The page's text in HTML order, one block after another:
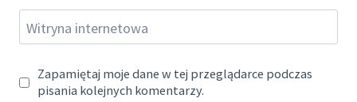
Witryna internetowa
Zapamiętaj moje dane w tej przeglądarce podczas
pisania kolejnych komentarzy.